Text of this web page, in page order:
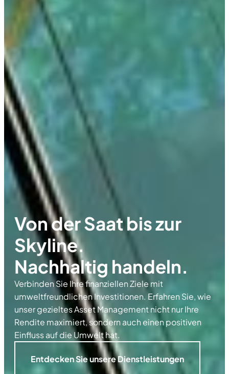
Von der Saat bis zur
Skyline.
Nachhaltig handeln.
Verbinden Sie Ihre finanziellen Ziele mit
umweltfreundlichen Investitionen. Erfahren Sie, wie
unser gezieltes Asset Management nicht nur Ihre
Rendite maximiert, sondern auch einen positiven
Einfluss auf die Umwelt hat.
Entdecken Sie unsere Dienstleistungen